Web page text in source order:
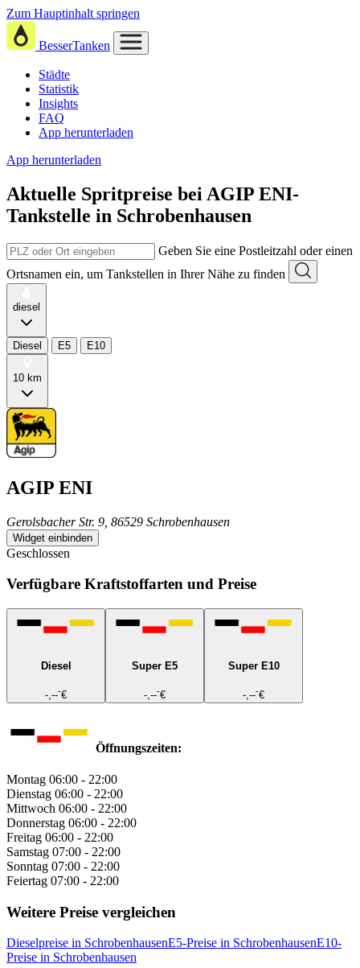
Zum Hauptinhalt springen
BesserTanken
Städte
Statistik
Insights
FAQ
App herunterladen
App herunterladen
Aktuelle Spritpreise bei AGIP ENI-
Tankstelle in Schrobenhausen
Geben Sie eine Postleitzahl oder einen
Ortsnamen ein, um Tankstellen in Ihrer Nähe zu finden
diesel
Diesel E5 E10
10 km
AGIP ENI
Gerolsbacher Str. 9, 86529 Schrobenhausen
Widget einbinden
Geschlossen
Verfügbare Kraftstoffarten und Preise
Diesel
-,---€
Super E5
-,---€
Super E10
-,---€
Öffnungszeiten:
Montag 06:00 - 22:00
Dienstag 06:00 - 22:00
Mittwoch 06:00 - 22:00
Donnerstag 06:00 - 22:00
Freitag 06:00 - 22:00
Samstag 07:00 - 22:00
Sonntag 07:00 - 22:00
Feiertag 07:00 - 22:00
Weitere Preise vergleichen
Dieselpreise in SchrobenhausenE5-Preise in SchrobenhausenE10-
Preise in Schrobenhausen